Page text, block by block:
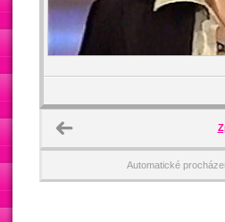
Automatické